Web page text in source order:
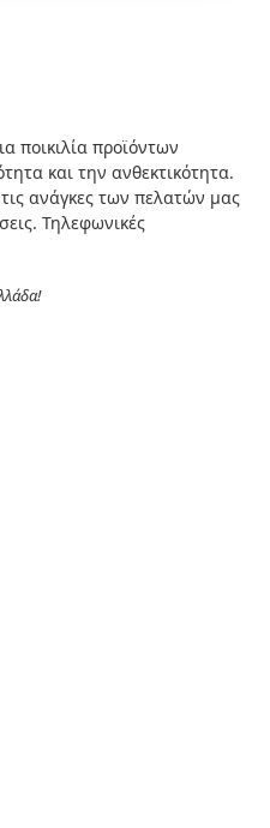
ποικιλία προϊόντων
και την ανθεκτικότητα.
ανάγκες των πελατών μας
Τηλεφωνικές